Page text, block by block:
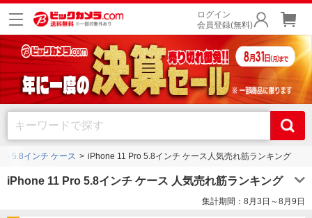
ログイン
会員登録(無料)
5.8インチ ケース iPhone 11 Pro 5.8インチ ケース人気売れ筋ランキング
iPhone 11 Pro 5.8インチ ケース 人気売れ筋ランキング
集計期間：8月3日～8月9日